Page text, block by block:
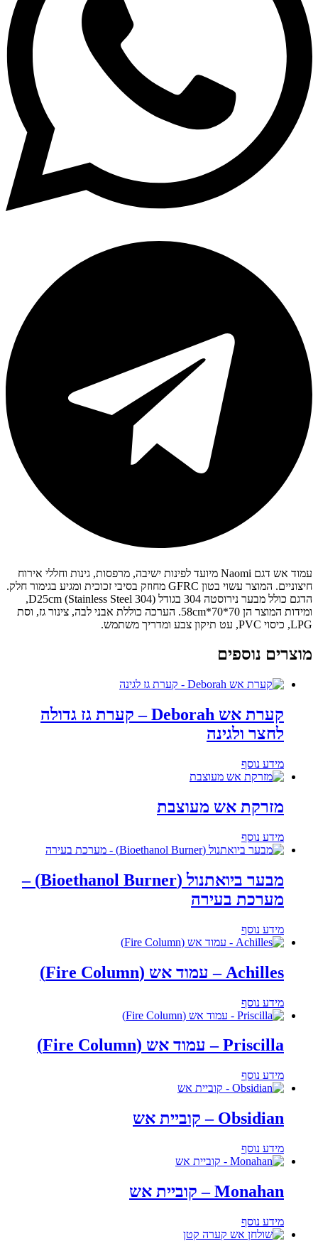
עמוד אש דגם Naomi מיועד לפינות ישיבה, מרפסות, גינות וחללי אירוח
חיצוניים. המוצר עשוי בטון GFRC מחוזק בסיבי זכוכית ומגיע בגימור חלק.
הדגם כולל מבער נירוסטה 304 בגודל D25cm (Stainless Steel 304),
ומידות המוצר הן 70*70*58cm. הערכה כוללת אבני לבה, צינור גז, וסת
LPG, כיסוי PVC, עט תיקון צבע ומדריך משתמש.
מוצרים נוספים
קערת אש Deborah – קערת גז גדולה
לחצר ולגינה
מידע נוסף
מזרקת אש מעוצבת
מידע נוסף
מבער ביואתנול (Bioethanol Burner) –
מערכת בעירה
מידע נוסף
Achilles – עמוד אש (Fire Column)
מידע נוסף
Priscilla – עמוד אש (Fire Column)
מידע נוסף
Obsidian – קוביית אש
מידע נוסף
Monahan – קוביית אש
מידע נוסף